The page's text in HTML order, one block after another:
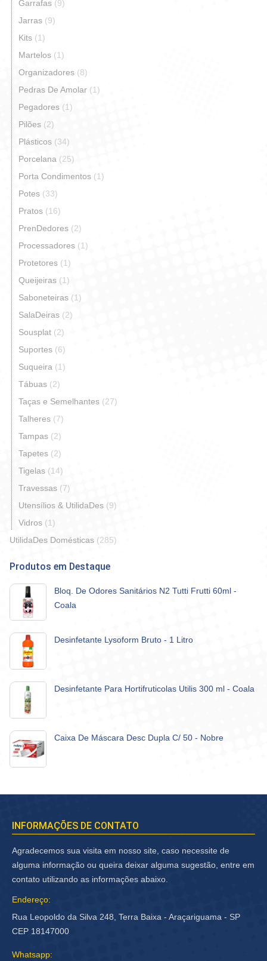
Garrafas (9)
Jarras (9)
Kits (1)
Martelos (1)
Organizadores (8)
Pedras De Amolar (1)
Pegadores (1)
Pilões (2)
Plásticos (34)
Porcelana (25)
Porta Condimentos (1)
Potes (33)
Pratos (16)
PrenDedores (2)
Processadores (1)
Protetores (1)
Queijeiras (1)
Saboneteiras (1)
SalaDeiras (2)
Sousplat (2)
Suportes (6)
Suqueira (1)
Tábuas (2)
Taças e Semelhantes (27)
Talheres (7)
Tampas (2)
Tapetes (2)
Tigelas (14)
Travessas (7)
Utensílios & UtilidaDes (9)
Vidros (1)
UtilidaDes Domésticas (285)
Produtos em Destaque
Bloq. De Odores Sanitários N2 Tutti Frutti 60ml -
Coala
Desinfetante Lysoform Bruto - 1 Litro
Desinfetante Para Hortifruticolas Utilis 300 ml - Coala
Caixa De Máscara Desc Dupla C/ 50 - Nobre
INFORMAÇÕES DE CONTATO
Agradecemos sua visita em nosso site, caso necessite de
alguma informação ou queira deixar alguma sugestão, entre em
contato utilizando as informações abaixo.
Endereço:
Rua Leopoldo da Silva 248, Terra Baixa - Araçariguama - SP
CEP 18147000
Whatsapp: